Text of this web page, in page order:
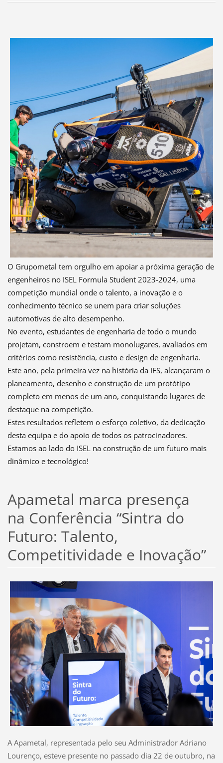
O Grupometal tem orgulho em apoiar a próxima geração de
engenheiros no ISEL Formula Student 2023-2024, uma
competição mundial onde o talento, a inovação e o
conhecimento técnico se unem para criar soluções
automotivas de alto desempenho.
No evento, estudantes de engenharia de todo o mundo
projetam, constroem e testam monolugares, avaliados em
critérios como resistência, custo e design de engenharia.
Este ano, pela primeira vez na história da IFS, alcançaram o
planeamento, desenho e construção de um protótipo
completo em menos de um ano, conquistando lugares de
destaque na competição.
Estes resultados refletem o esforço coletivo, da dedicação
desta equipa e do apoio de todos os patrocinadores.
Estamos ao lado do ISEL na construção de um futuro mais
dinâmico e tecnológico!
Apametal marca presença
na Conferência “Sintra do
Futuro: Talento,
Competitividade e Inovação”
A Apametal, representada pelo seu Administrador Adriano
Lourenço, esteve presente no passado dia 22 de outubro, na